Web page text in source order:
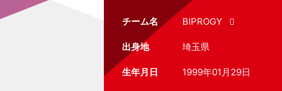
チーム名 BIPROGY
出身地 埼玉県
生年月日 1999年01月29日